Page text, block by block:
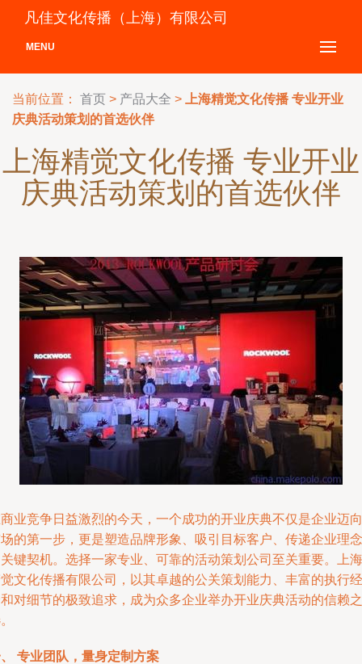
凡佳文化传播（上海）有限公司
MENU
当前位置： 首页 > 产品大全 >
上海精觉文化传播 专业开业
庆典活动策划的首选伙伴
上海精觉文化传播 专业开业
庆典活动策划的首选伙伴
业竞争日益激烈的今天，一个成功的开业庆典不仅是企业迈向
的第一步，更是塑造品牌形象、吸引目标客户、传递企业理念
键契机。选择一家专业、可靠的活动策划公司至关重要。上海
文化传播有限公司，以其卓越的公关策划能力、丰富的执行经
对细节的极致追求，成为众多企业举办开业庆典活动的信赖之
专业团队，量身定制方案